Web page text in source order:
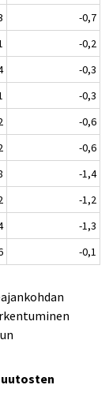
-0,7
-0,2
-0,3
-0,3
-0,6
-0,6
-1,4
-1,2
-1,3
-0,1